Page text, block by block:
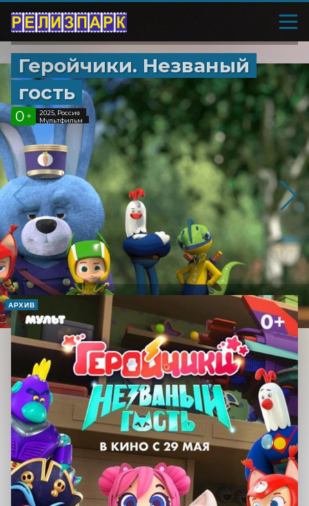
Геройчики. Незваный
гость
0 +
2025, Россия
Мультфильм
АРХИВ